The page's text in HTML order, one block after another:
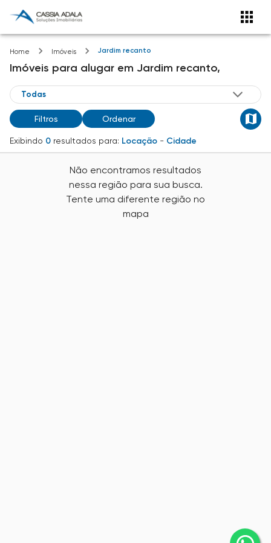
Home Imóveis Jardim recanto
Imóveis para alugar em Jardim recanto,
Filtros Ordenar
Exibindo 0 resultados para: Locação - Cidade
Não encontramos resultados
nessa região para sua busca.
Tente uma diferente região no
mapa